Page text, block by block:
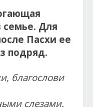
Для
Пасхи ее
подряд.
благослови
слезами.